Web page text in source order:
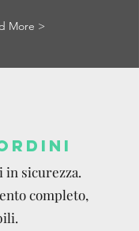
More >
in sicurezza.
completo,